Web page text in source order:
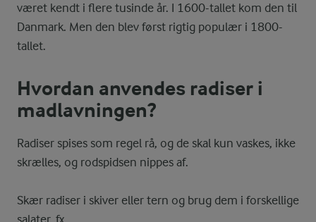
været kendt i flere tusinde år. I 1600-tallet kom den til
Danmark. Men den blev først rigtig populær i 1800-
tallet.
Hvordan anvendes radiser i
madlavningen?
Radiser spises som regel rå, og de skal kun vaskes, ikke
skrælles, og rodspidsen nippes af.
Skær radiser i skiver eller tern og brug dem i forskellige
salater, fx